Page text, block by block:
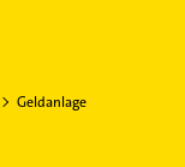
Geldanlage